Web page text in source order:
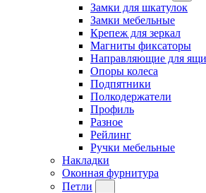
Замки для шкатулок
Замки мебельные
Крепеж для зеркал
Магниты фиксаторы
Направляющие для
Опоры колеса
Подпятники
Полкодержатели
Профиль
Разное
Рейлинг
Ручки мебельные
Накладки
Оконная фурнитура
Петли